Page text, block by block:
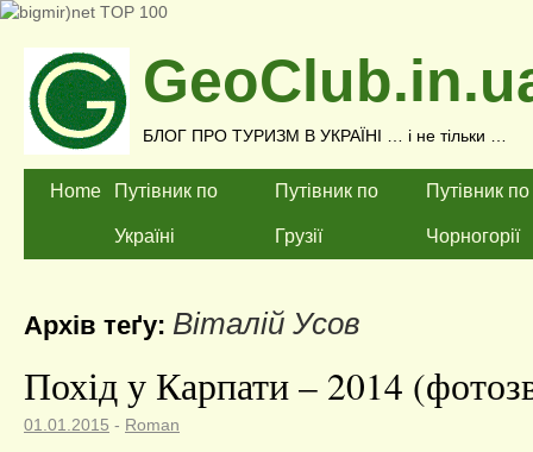
БЛОГ ПРО ТУРИЗМ В УКРАЇНІ … і не тільки …
Home Путівник по
Україні
Путівник по
Грузії
Путівник по
Чорногорії
Архів теґу: Віталій Усов
Похід у Карпати – 2014
01.01.2015 - Roman